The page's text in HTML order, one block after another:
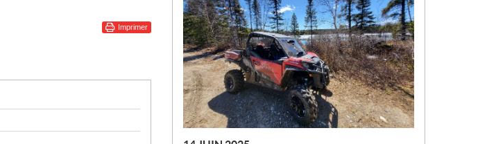
Imprimer
V
E
L
L
E
S